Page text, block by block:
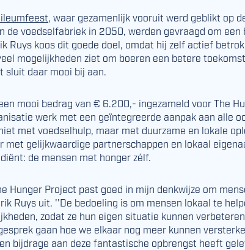
, waar gezamenlijk vooruit werd geblikt op
de voedselfabriek in 2050, werden gevraagd om een
Ruys koos dit goede doel, omdat hij zelf actief
mogelijkheden ziet om boeren een betere
sluit daar mooi bij aan.
mooi bedrag van € 6.200,- ingezameld voor The
werk met een geïntegreerde aanpak aan alle
met voedselhulp, maar met duurzame en lokale
met gelijkwaardige partnerschappen en lokaal
de mensen met honger zélf.
Hunger Project past goed in mijn denkwijze om
Ruys uit. ''De bedoeling is om mensen lokaal te
zodat ze hun eigen situatie kunnen
gaan hoe we elkaar nog meer kunnen
bijdrage aan deze fantastische opbrengst heeft